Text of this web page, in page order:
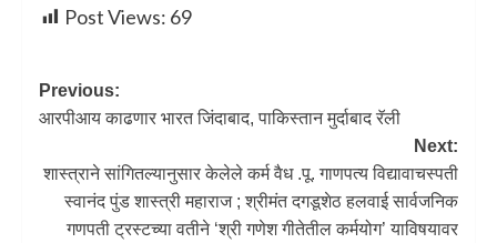
Post Views: 69
Previous:
आरपीआय काढणार भारत जिंदाबाद, पाकिस्तान मुर्दाबाद रॅली
Next:
शास्त्राने सांगितल्यानुसार केलेले कर्म वैध .पू. गाणपत्य विद्यावाचस्पती
स्वानंद पुंड शास्त्री महाराज ; श्रीमंत दगडूशेठ हलवाई सार्वजनिक
गणपती ट्रस्टच्या वतीने ‘श्री गणेश गीतेतील कर्मयोग’ याविषयावर